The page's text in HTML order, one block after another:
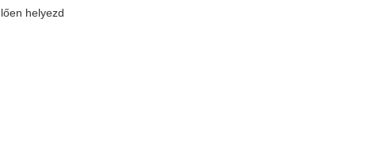
helyezd